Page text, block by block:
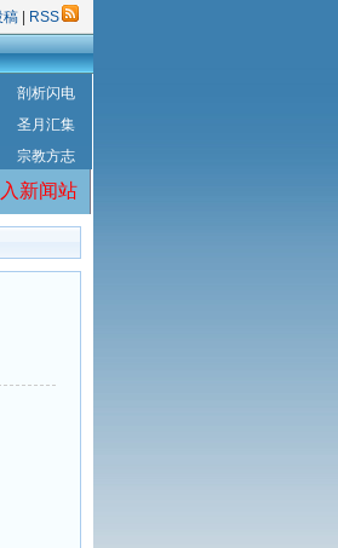
稿 RSS
剖析闪电
圣月汇集
宗教方志
新闻站